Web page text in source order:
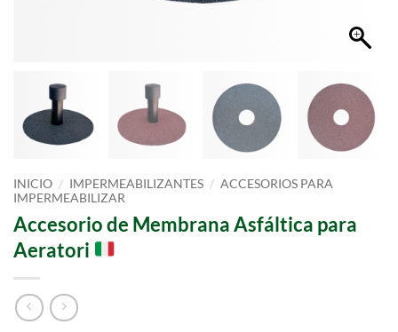
INICIO / IMPERMEABILIZANTES / ACCESORIOS PARA
IMPERMEABILIZAR
Accesorio de Membrana Asfáltica para
Aeratori